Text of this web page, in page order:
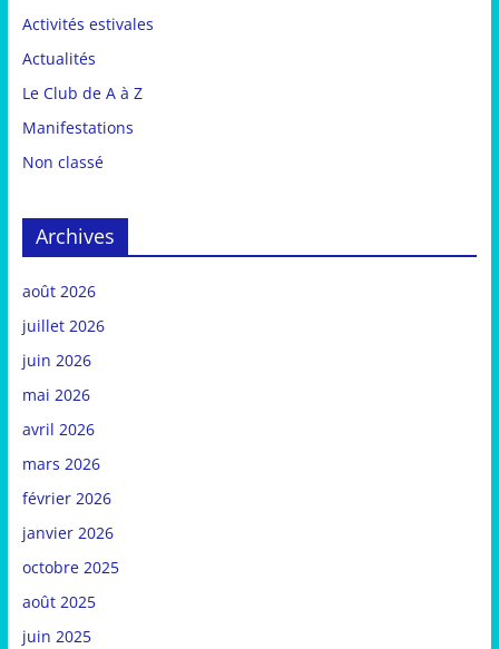
Activités estivales
Actualités
Le Club de A à Z
Manifestations
Non classé
Archives
août 2026
juillet 2026
juin 2026
mai 2026
avril 2026
mars 2026
février 2026
janvier 2026
octobre 2025
août 2025
juin 2025